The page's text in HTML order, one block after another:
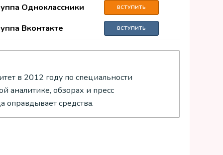
Одноклассники ВСТУПИТЬ
Вконтакте ВСТУПИТЬ
в 2012 году по специальности
аналитике, обзорах и пресс
оправдывает средства.